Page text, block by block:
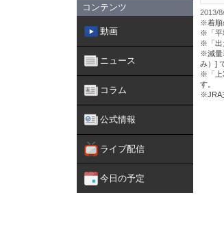
コンテンツ
動画
ニュース
コラム
公式情報
ライブ配信
今日の予定
2013/
※着順
※「平
※「出
※減量
み）]
※「上
す。
※JRA